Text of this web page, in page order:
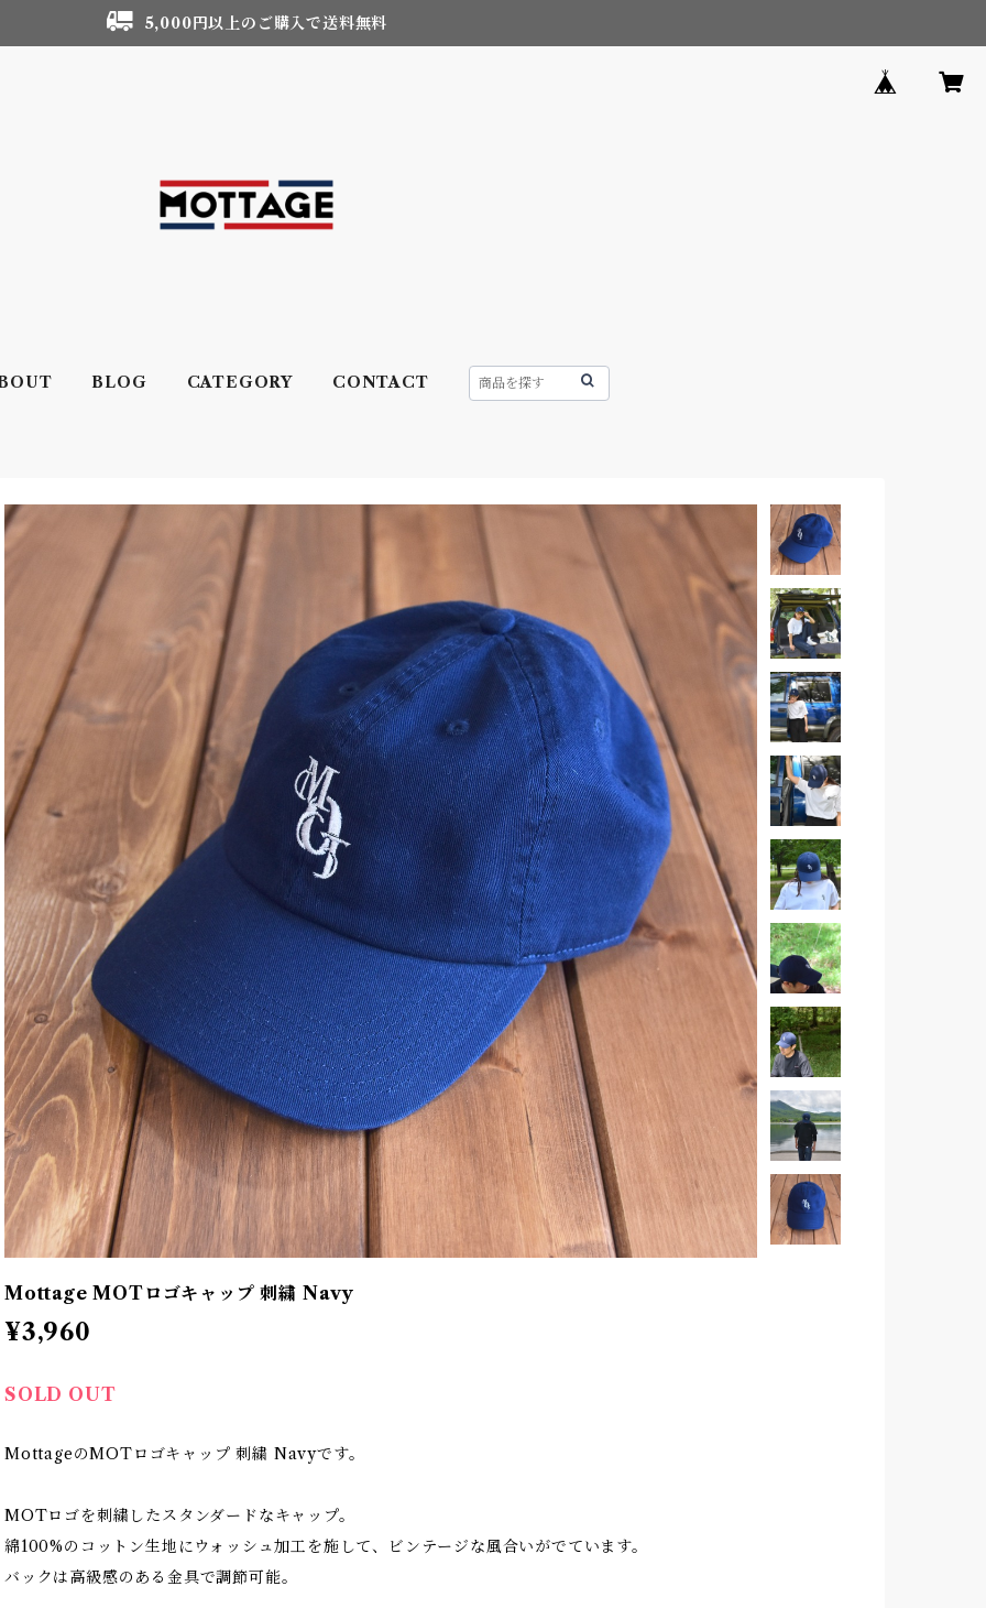
5,000円以上のご購入で送料無料
BLOG CATEGORY CONTACT
Mottage MOTロゴキャップ 刺繍 Navy
¥3,960
SOLD OUT
MottageのMOTロゴキャップ 刺繍 Navyです。
MOTロゴを刺繍したスタンダードなキャップ。
綿100%のコットン生地にウォッシュ加工を施して、ビンテージな風合いがでています。
バックは高級感のある金具で調節可能。